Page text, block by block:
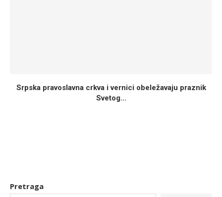
Srpska pravoslavna crkva i vernici obeležavaju praznik
Svetog...
Pretraga